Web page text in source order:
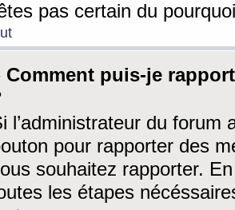
pas certain du
Comment puis-je
l’administrateur du forum
pour rapporter des
souhaitez rapporter.
les étapes